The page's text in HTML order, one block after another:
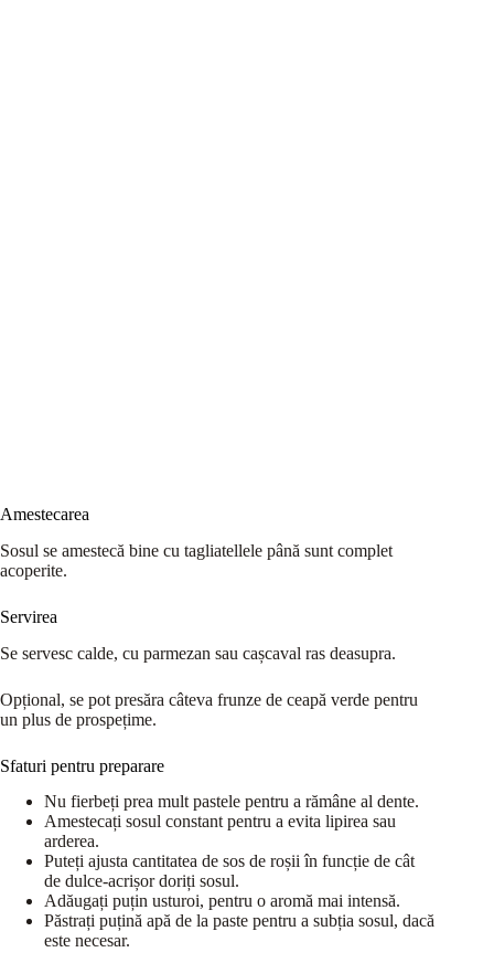
Amestecarea
Sosul se amestecă bine cu tagliatellele până sunt complet
acoperite.
Servirea
Se servesc calde, cu parmezan sau cașcaval ras deasupra.
Opțional, se pot presăra câteva frunze de ceapă verde pentru
un plus de prospețime.
Sfaturi pentru preparare
Nu fierbeți prea mult pastele pentru a rămâne al dente.
Amestecați sosul constant pentru a evita lipirea sau
arderea.
Puteți ajusta cantitatea de sos de roșii în funcție de cât
de dulce-acrișor doriți sosul.
Adăugați puțin usturoi, pentru o aromă mai intensă.
Păstrați puțină apă de la paste pentru a subția sosul, dacă
este necesar.